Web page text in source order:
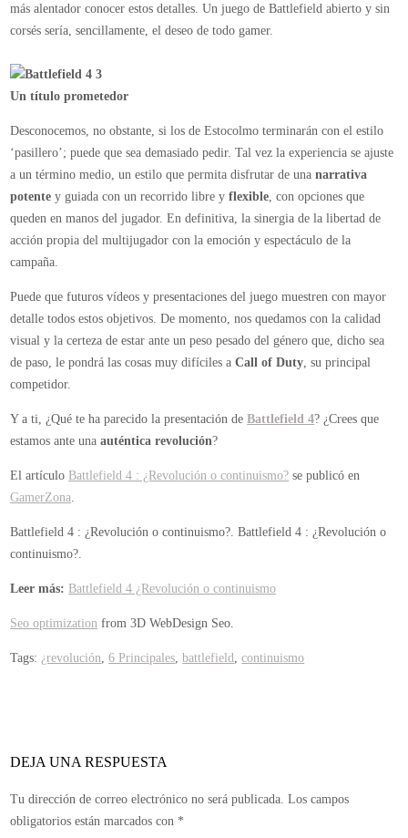
más alentador conocer estos detalles. Un juego de Battlefield abierto y sin
corsés sería, sencillamente, el deseo de todo gamer.
Un título prometedor
Desconocemos, no obstante, si los de Estocolmo terminarán con el estilo
‘pasillero’; puede que sea demasiado pedir. Tal vez la experiencia se ajuste
a un término medio, un estilo que permita disfrutar de unanarrativa
potente y guiada con un recorrido libre yflexible, con opciones que
queden en manos del jugador. En definitiva, la sinergia de la libertad de
acción propia del multijugador con la emoción y espectáculo de la
campaña.
Puede que futuros vídeos y presentaciones del juego muestren con mayor
detalle todos estos objetivos. De momento, nos quedamos con la calidad
visual y la certeza de estar ante un peso pesado del género que, dicho sea
de paso, le pondrá las cosas muy difíciles aCall of Duty, su principal
competidor.
Y a ti, ¿Qué te ha parecido la presentación deBattlefield 4? ¿Crees que
estamos ante unaauténtica revolución?
El artículo Battlefield 4 : ¿Revolución o continuismo? se publicó en
GamerZona.
Battlefield 4 : ¿Revolución o continuismo?.Battlefield 4 : ¿Revolución o
continuismo?.
Leer más: Battlefield 4 ¿Revolución o continuismo
Seo optimization from 3D WebDesign Seo.
Tags: ¿revolución,6 Principales,battlefield,continuismo
DEJA UNA RESPUESTA
Tu dirección de correo electrónico no será publicada. Los campos
obligatorios están marcados con *